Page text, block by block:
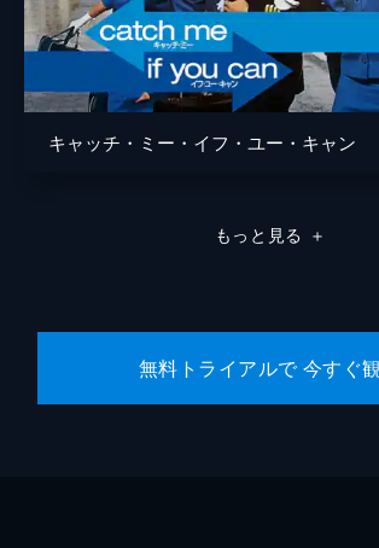
キャッチ・ミー・イフ・ユー・キャン
もっと見る ＋
無料トライアルで 今すぐ